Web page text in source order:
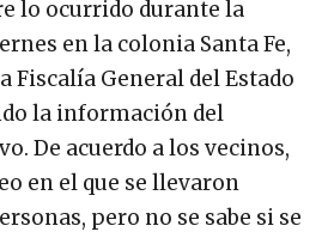
lo ocurrido durante la
en la colonia Santa Fe,
Fiscalía General del Estado
la información del
De acuerdo a los vecinos,
en el que se llevaron
pero no se sabe si se